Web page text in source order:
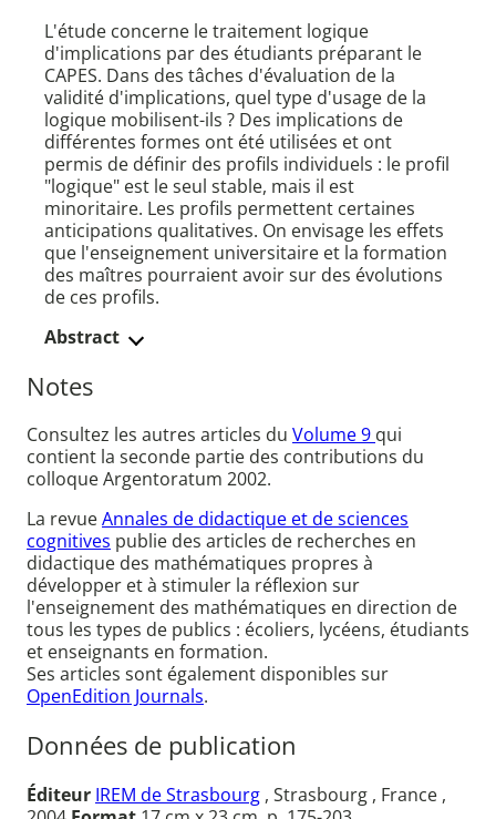
L'étude concerne le traitement logique
d'implications par des étudiants préparant le
CAPES. Dans des tâches d'évaluation de la
validité d'implications, quel type d'usage de la
logique mobilisent-ils ? Des implications de
différentes formes ont été utilisées et ont
permis de définir des profils individuels : le profil
"logique" est le seul stable, mais il est
minoritaire. Les profils permettent certaines
anticipations qualitatives. On envisage les effets
que l'enseignement universitaire et la formation
des maîtres pourraient avoir sur des évolutions
de ces profils.
Abstract
Notes
Consultez les autres articles du Volume 9 qui
contient la seconde partie des contributions du
colloque Argentoratum 2002.
La revueAnnales de didactique et de sciences
cognitives publie des articles de recherches en
didactique des mathématiques propres à
développer et à stimuler la réflexion sur
l'enseignement des mathématiques en direction de
tous les types de publics : écoliers, lycéens, étudiants
et enseignants en formation.
Ses articles sont également disponibles sur
OpenEdition Journals.
Données de publication
Éditeur IREM de Strasbourg , Strasbourg , France ,